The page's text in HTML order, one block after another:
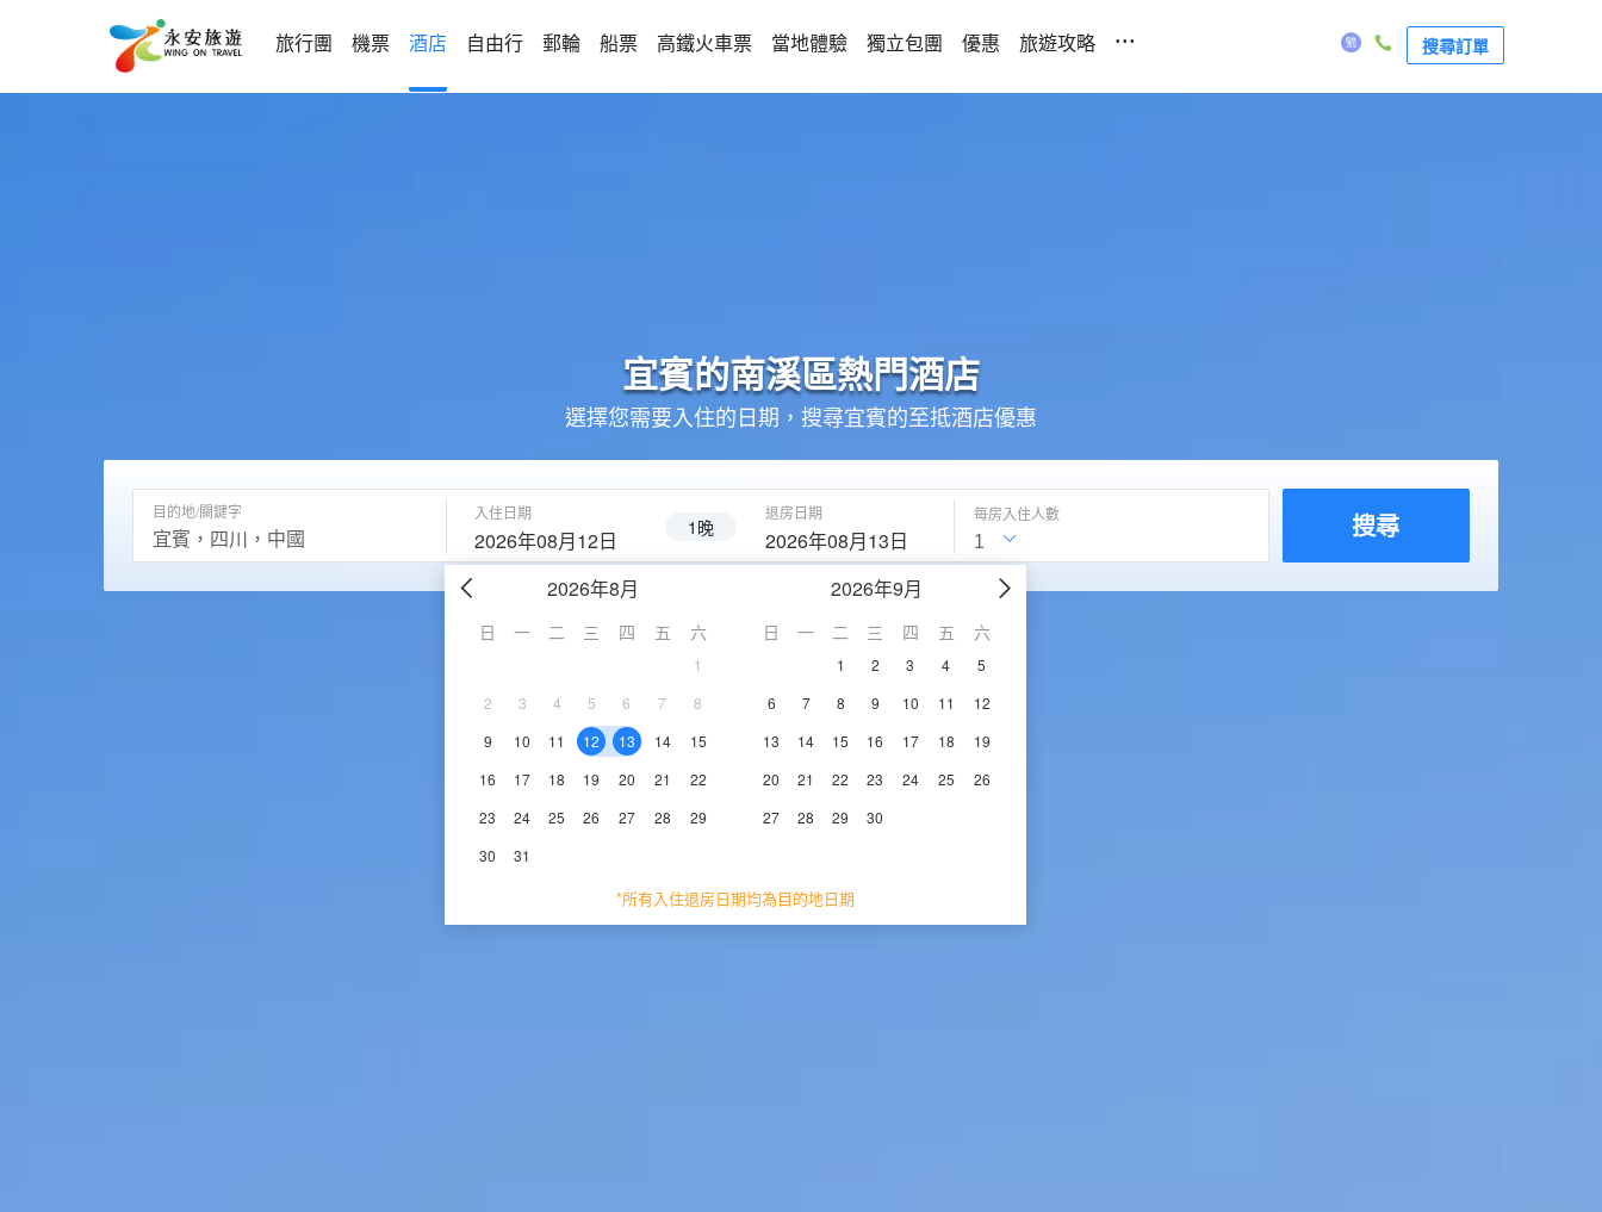
旅行團 機票 酒店 自由行 郵輪 船票 高鐵火車票 當地體驗 獨立包團 優惠 旅遊攻略 ... 搜尋訂單
宜賓的南溪區熱門酒店
選擇您需要入住的日期，搜尋宜賓的至抵酒店優惠
目的地/關鍵字 入住日期
2026年08月12日 1晚
退房日期
2026年08月13日
2026年8月
日 一 二 三 四 五 六
1
2
3 4 5 6 7
8
9
10 11 12 13 14
15
16
17 18 19 20 21
22
23
24 25 26 27 28
29
30
31
2026年9月
日 一 二 三 四 五 六
1 2 3 4
5
6
7 8 9 10 11
12
13
14 15 16 17 18
19
20
21 22 23 24 25
26
27
28 29 30
*所有入住退房日期均為目的地日期
每房入住人數 搜尋